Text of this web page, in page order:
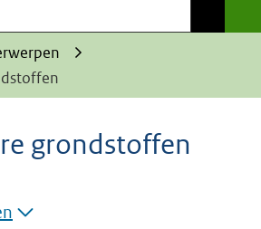
grondstoffen